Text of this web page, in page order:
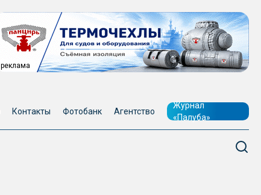
реклама
Контакты Фотобанк Агентство
Журнал
«Палуба»